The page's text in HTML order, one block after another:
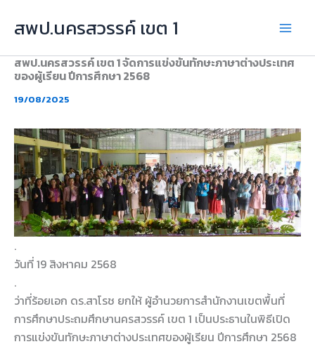
สพป.นครสวรรค์ เขต 1
สพป.นครสวรรค์ เขต 1 จัดการแข่งขันทักษะภาษาต่างประเทศ
ของผู้เรียน ปีการศึกษา 2568
19/08/2025
.
วันที่ 19 สิงหาคม 2568
.
ว่าที่ร้อยเอก ดร.สาโรช ยกให้ ผู้อำนวยการสำนักงานเขตพื้นที่
การศึกษาประถมศึกษานครสวรรค์ เขต 1 เป็นประธานในพิธีเปิด
การแข่งขันทักษะภาษาต่างประเทศของผู้เรียน ปีการศึกษา 2568